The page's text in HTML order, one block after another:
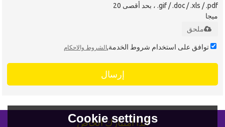
.gif / .doc / .xls / .pdf ، بحد أقصى 20
ميجا
ملحق
توافق على استخدام شروط الخدمة, الشروط والاحكام
إرسال
ابدأ امتيازك الخاص
Cookie settings